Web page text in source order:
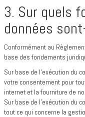
3. Sur quels
données
Conformément au
base des fondements
Sur base de l’exécution du
votre consentement pour
internet et la fourniture de
Sur base de l’exécution du
tout ce qui concerne la